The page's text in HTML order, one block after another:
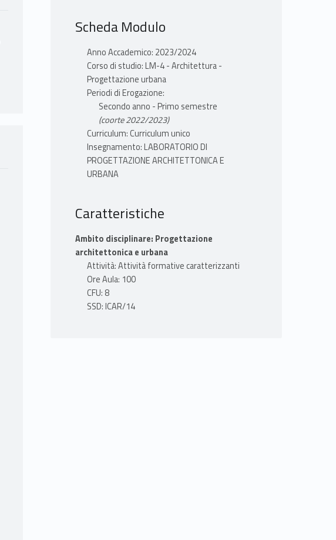
Scheda Modulo
Anno Accademico: 2023/2024
Corso di studio: LM-4 - Architettura -
Progettazione urbana
Periodi di Erogazione:
Secondo anno - Primo semestre
(coorte 2022/2023)
Curriculum: Curriculum unico
Insegnamento: LABORATORIO DI
PROGETTAZIONE ARCHITETTONICA E
URBANA
Caratteristiche
Ambito disciplinare: Progettazione
architettonica e urbana
Attività: Attività formative caratterizzanti
Ore Aula: 100
CFU: 8
SSD: ICAR/14